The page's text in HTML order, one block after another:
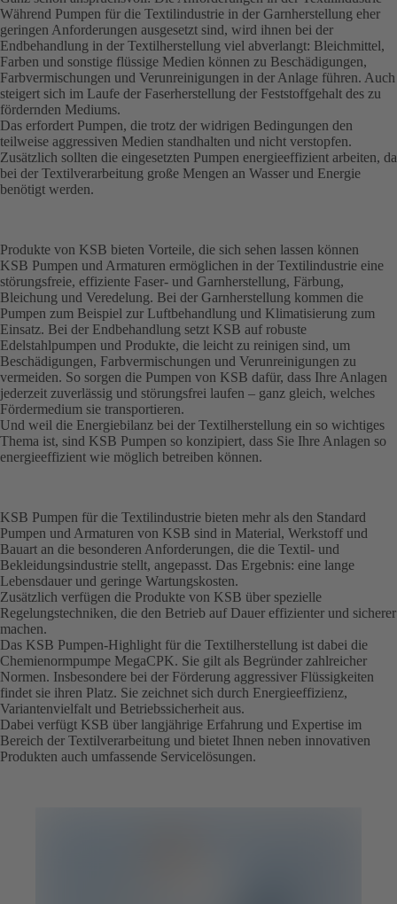
Während Pumpen für die Textilindustrie in der Garnherstellung eher
geringen Anforderungen ausgesetzt sind, wird ihnen bei der
Endbehandlung in der Textilherstellung viel abverlangt: Bleichmittel,
Farben und sonstige flüssige Medien können zu Beschädigungen,
Farbvermischungen und Verunreinigungen in der Anlage führen. Auch
steigert sich im Laufe der Faserherstellung der Feststoffgehalt des zu
fördernden Mediums.
Das erfordert Pumpen, die trotz der widrigen Bedingungen den
teilweise aggressiven Medien standhalten und nicht verstopfen.
Zusätzlich sollten die eingesetzten Pumpen energieeffizient arbeiten, da
bei der Textilverarbeitung große Mengen an Wasser und Energie
benötigt werden.
Produkte von KSB bieten Vorteile, die sich sehen lassen können
KSB Pumpen und Armaturen ermöglichen in der Textilindustrie eine
störungsfreie, effiziente Faser- und Garnherstellung, Färbung,
Bleichung und Veredelung. Bei der Garnherstellung kommen die
Pumpen zum Beispiel zur Luftbehandlung und Klimatisierung zum
Einsatz. Bei der Endbehandlung setzt KSB auf robuste
Edelstahlpumpen und Produkte, die leicht zu reinigen sind, um
Beschädigungen, Farbvermischungen und Verunreinigungen zu
vermeiden. So sorgen die Pumpen von KSB dafür, dass Ihre Anlagen
jederzeit zuverlässig und störungsfrei laufen – ganz gleich, welches
Fördermedium sie transportieren.
Und weil die Energiebilanz bei der Textilherstellung ein so wichtiges
Thema ist, sind KSB Pumpen so konzipiert, dass Sie Ihre Anlagen so
energieeffizient wie möglich betreiben können.
KSB Pumpen für die Textilindustrie bieten mehr als den Standard
Pumpen und Armaturen von KSB sind in Material, Werkstoff und
Bauart an die besonderen Anforderungen, die die Textil- und
Bekleidungsindustrie stellt, angepasst. Das Ergebnis: eine lange
Lebensdauer und geringe Wartungskosten.
Zusätzlich verfügen die Produkte von KSB über spezielle
Regelungstechniken, die den Betrieb auf Dauer effizienter und sicherer
machen.
Das KSB Pumpen-Highlight für die Textilherstellung ist dabei die
Chemienormpumpe MegaCPK. Sie gilt als Begründer zahlreicher
Normen. Insbesondere bei der Förderung aggressiver Flüssigkeiten
findet sie ihren Platz. Sie zeichnet sich durch Energieeffizienz,
Variantenvielfalt und Betriebssicherheit aus.
Dabei verfügt KSB über langjährige Erfahrung und Expertise im
Bereich der Textilverarbeitung und bietet Ihnen neben innovativen
Produkten auch umfassende Servicelösungen.